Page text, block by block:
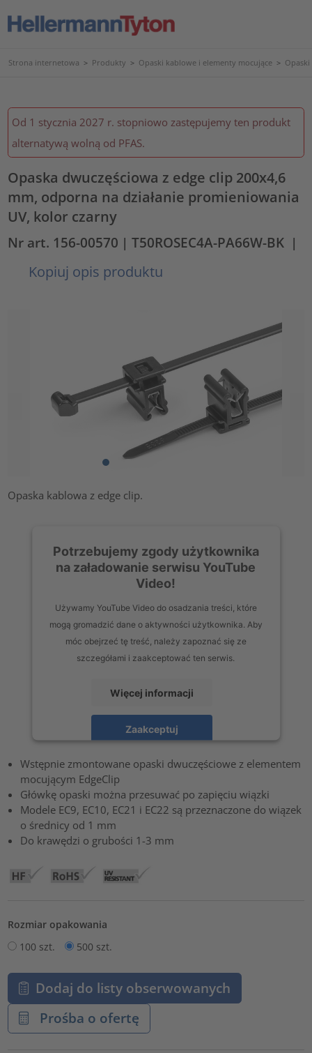
Strona internetowa > Produkty > Opaski kablowe i elementy mocujące >
Od 1 stycznia 2027 r. stopniowo zastępujemy ten produkt
alternatywą wolną od PFAS.
Opaska dwuczęściowa z edge clip 200x4,6
mm, odporna na działanie promieniowania
UV, kolor czarny
Nr art. 156-00570 | T50ROSEC4A-PA66W-BK |
Kopiuj opis produktu
Opaska kablowa z edge clip.
Potrzebujemy zgody użytkownika
na załadowanie serwisu YouTube
Video!
Używamy YouTube Video do osadzania treści, które
mogą gromadzić dane o aktywności użytkownika. Aby
móc obejrzeć tę treść, należy zapoznać się ze
szczegółami i zaakceptować ten serwis.
Więcej informacji
Zaakceptuj
Wstępnie zmontowane opaski dwuczęściowe z elementem
mocującym EdgeClip
Główkę opaski można przesuwać po zapięciu wiązki
Modele EC9, EC10, EC21 i EC22 są przeznaczone do wiązek
o średnicy od 1 mm
Do krawędzi o grubości 1-3 mm
Rozmiar opakowania
100 szt.
500 szt.
Dodaj do listy obserwowanych
Prośba o ofertę